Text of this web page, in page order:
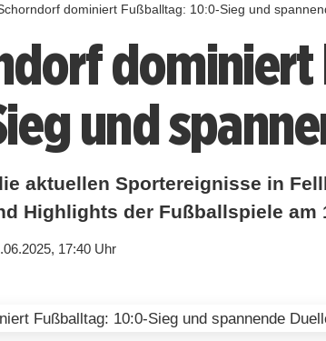
dominiert Fußballtag: 10:0-Sieg und
und
aktuellen Sportereignisse in
Highlights der Fußballspiele am
17:40 Uhr